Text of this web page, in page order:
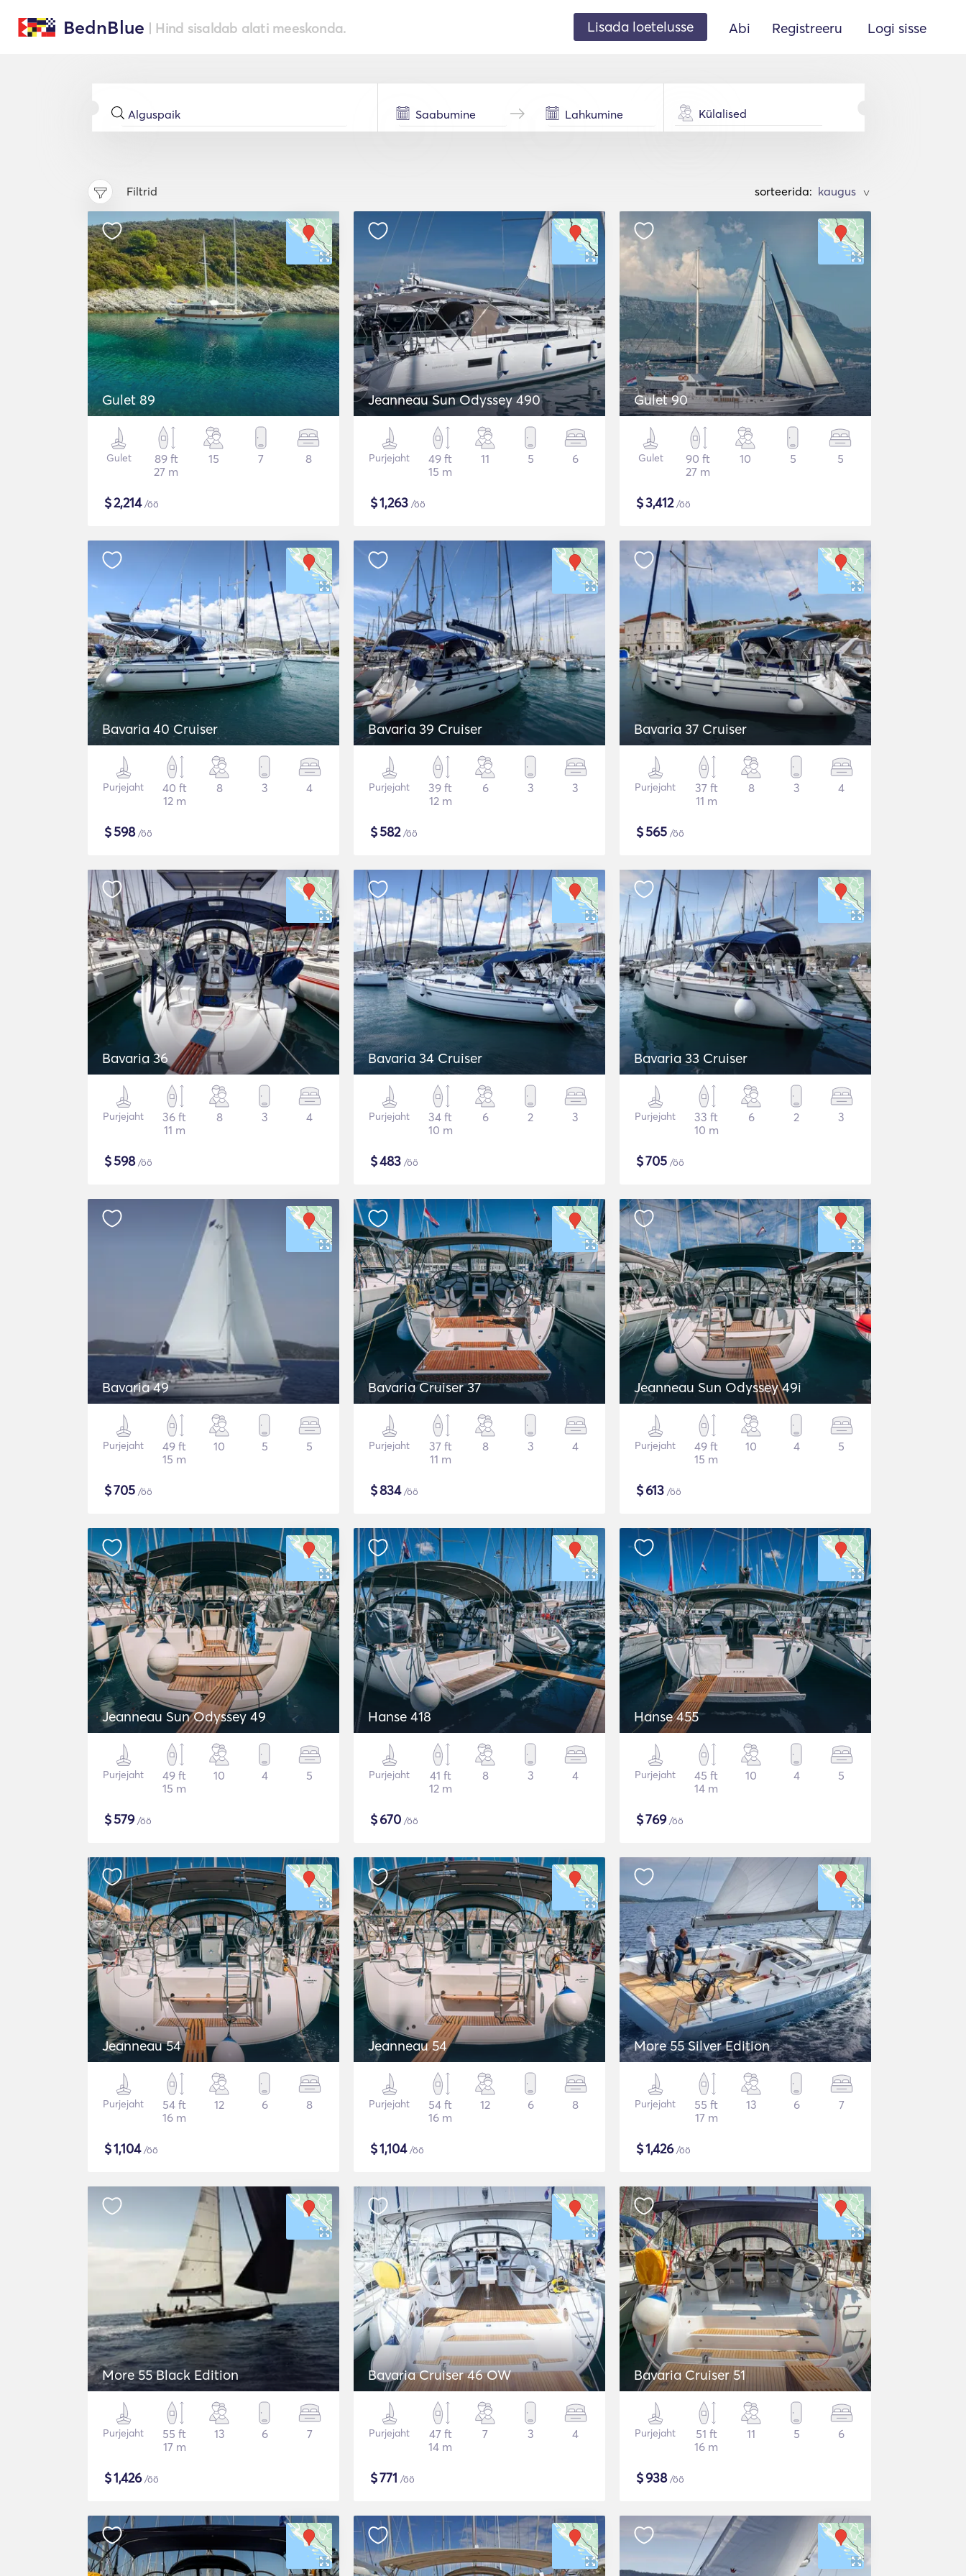
BednBlue | Hind sisaldab alati meeskonda. Lisada loetelusse Abi Registreeru Logi sisse
Külalised
Filtrid sorteerida: >
Gulet 89
Gulet
89 ft
27 m
15 7 8
$2,214/öö
Jeanneau Sun Odyssey 490
Purjejaht
49 ft
15 m
11 5 6
$1,263 /öö
Gulet 90
Gulet
90 ft
27 m
10 5 5
$3,412/öö
Bavaria 40 Cruiser
Purjejaht
40 ft
12 m
8 3 4
$598/öö
Bavaria 39 Cruiser
Purjejaht
39 ft
12 m
6 3 3
$582/öö
Bavaria 37 Cruiser
Purjejaht
37 ft
11 m
8 3 4
$565 /öö
Bavaria 36
Purjejaht
36 ft
11 m
8 3 4
$598/öö
Bavaria 34 Cruiser
Purjejaht
34 ft
10 m
6 2 3
$483 /öö
Bavaria 33 Cruiser
Purjejaht
33 ft
10 m
6 2 3
$705 /öö
Bavaria 49
Purjejaht
49 ft
15 m
10 5 5
$705 /öö
Bavaria Cruiser 37
Purjejaht
37 ft
11 m
8 3 4
$834/öö
Jeanneau Sun Odyssey 49i
Purjejaht
49 ft
15 m
10 4 5
$613 /öö
Jeanneau Sun Odyssey 49
Purjejaht
49 ft
15 m
10 4 5
$579/öö
Hanse 418
Purjejaht
41 ft
12 m
8 3 4
$670 /öö
Hanse 455
Purjejaht
45 ft
14 m
10 4 5
$769/öö
Jeanneau 54
Purjejaht
54 ft
16 m
12 6 8
$1,104/öö
Jeanneau 54
Purjejaht
54 ft
16 m
12 6 8
$1,104/öö
More 55 Silver Edition
Purjejaht
55 ft
17 m
13 6 7
$1,426/öö
More 55 Black Edition
Purjejaht
55 ft
17 m
13 6 7
$1,426/öö
Bavaria Cruiser 46 OW
Purjejaht
47 ft
14 m
7 3 4
$771 /öö
Bavaria Cruiser 51
Purjejaht
51 ft
16 m
11 5 6
$938/öö